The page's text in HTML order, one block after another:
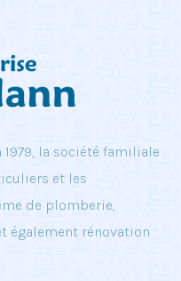
la société familiale
et les
de plomberie,
également rénovation